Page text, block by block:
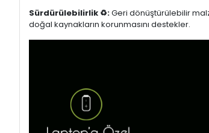
Sürdürülebilirlik ♻️:Geri dönüştürülebilir
doğal kaynakların korunmasını destekler.